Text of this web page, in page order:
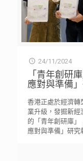
24/11/2024
「青年創研
應對與準備
香港正處於經濟轉
業升級，發掘新經
的「青年創研庫」
應對與準備」研究